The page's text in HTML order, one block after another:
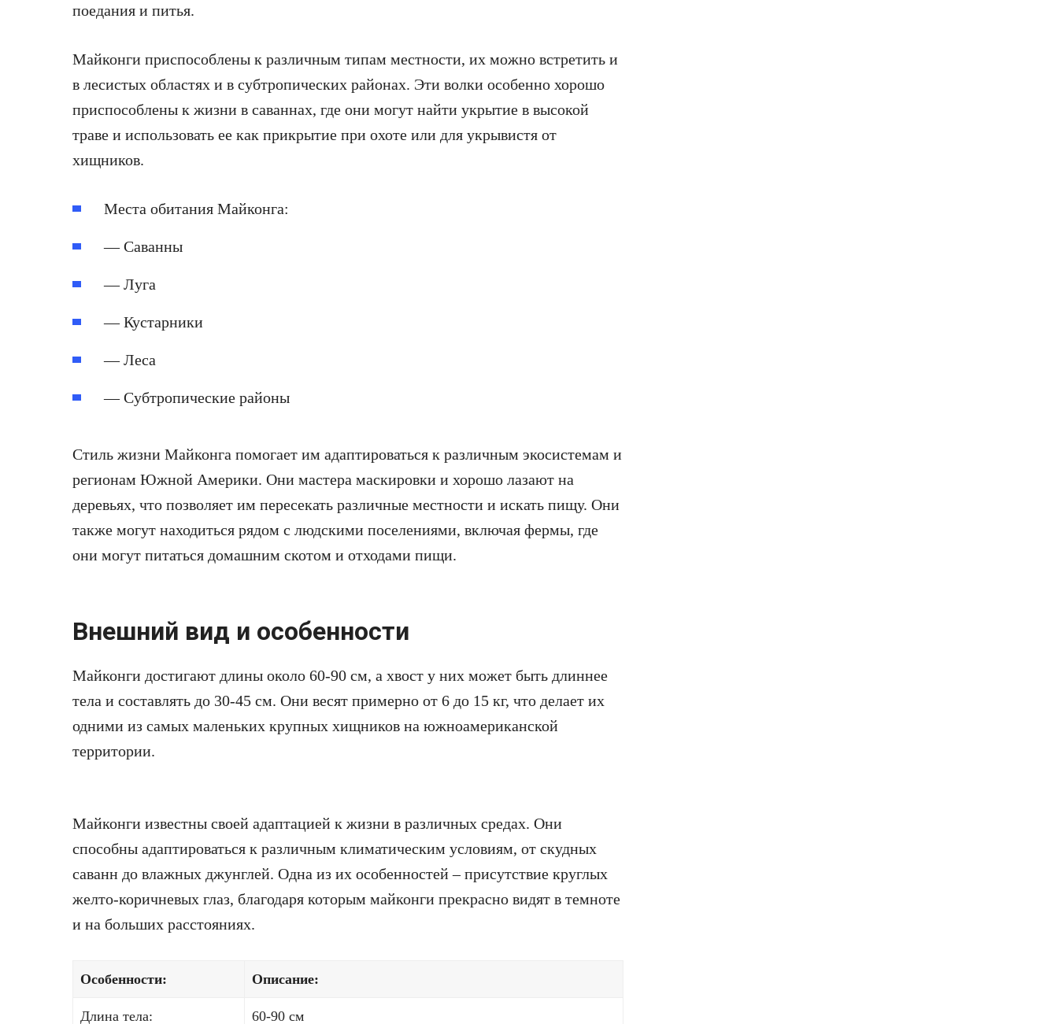
поедания и питья.
Майконги приспособлены к различным типам местности, их можно встретить и
в лесистых областях и в субтропических районах. Эти волки особенно хорошо
приспособлены к жизни в саваннах, где они могут найти укрытие в высокой
траве и использовать ее как прикрытие при охоте или для укрывистя от
хищников.
Места обитания Майконга:
— Саванны
— Луга
— Кустарники
— Леса
— Субтропические районы
Стиль жизни Майконга помогает им адаптироваться к различным экосистемам и
регионам Южной Америки. Они мастера маскировки и хорошо лазают на
деревьях, что позволяет им пересекать различные местности и искать пищу. Они
также могут находиться рядом с людскими поселениями, включая фермы, где
они могут питаться домашним скотом и отходами пищи.
Внешний вид и особенности
Майконги достигают длины около 60-90 см, а хвост у них может быть длиннее
тела и составлять до 30-45 см. Они весят примерно от 6 до 15 кг, что делает их
одними из самых маленьких крупных хищников на южноамериканской
территории.
Майконги известны своей адаптацией к жизни в различных средах. Они
способны адаптироваться к различным климатическим условиям, от скудных
саванн до влажных джунглей. Одна из их особенностей – присутствие круглых
желто-коричневых глаз, благодаря которым майконги прекрасно видят в темноте
и на больших расстояниях.
Особенности: Описание:
Длина тела: 60-90 см